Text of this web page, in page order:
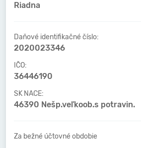
Riadna
Daňové identifikačné číslo:
2020023346
IČO:
36446190
SK NACE:
46390 Nešp.veľkoob.s potravin.
Za bežné účtovné obdobie